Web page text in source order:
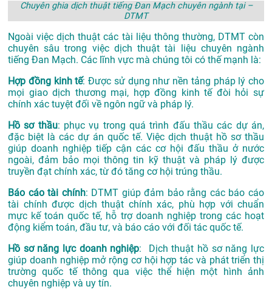
Chuyên ghia dịch thuật tiếng Đan Mạch chuyên ngành tại –
DTMT
Ngoài việc dịch thuật các tài liệu thông thường, DTMT còn
chuyên sâu trong việc dịch thuật tài liệu chuyên ngành
tiếng Đan Mạch. Các lĩnh vực mà chúng tôi có thế mạnh là:
Hợp đồng kinh tế: Được sử dụng như nền tảng pháp lý cho
mọi giao dịch thương mại, hợp đồng kinh tế đòi hỏi sự
chính xác tuyệt đối về ngôn ngữ và pháp lý.
Hồ sơ thầu: phục vụ trong quá trình đấu thầu các dự án,
đặc biệt là các dự án quốc tế. Việc dịch thuật hồ sơ thầu
giúp doanh nghiệp tiếp cận các cơ hội đấu thầu ở nước
ngoài, đảm bảo mọi thông tin kỹ thuật và pháp lý được
truyền đạt chính xác, từ đó tăng cơ hội trúng thầu.
Báo cáo tài chính: DTMT giúp đảm bảo rằng các báo cáo
tài chính được dịch thuật chính xác, phù hợp với chuẩn
mực kế toán quốc tế, hỗ trợ doanh nghiệp trong các hoạt
động kiểm toán, đầu tư, và báo cáo với đối tác quốc tế.
Hồ sơ năng lực doanh nghiệp: Dịch thuật hồ sơ năng lực
giúp doanh nghiệp mở rộng cơ hội hợp tác và phát triển thị
trường quốc tế thông qua việc thể hiện một hình ảnh
chuyên nghiệp và uy tín.